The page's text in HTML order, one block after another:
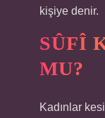
kişiye denir.
SÛFÎ
MU?
Kadınlar